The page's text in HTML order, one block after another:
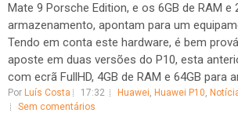
Mate 9 Porsche Edition, e os 6GB de RAM e
armazenamento, apontam para um
Tendo em conta este hardware, é bem
aposte em duas versões do P10, esta
com ecrã FullHD, 4GB de RAM e 64GB para
Por Luís Costa 17:32 Huawei, Huawei P10,
Sem comentários